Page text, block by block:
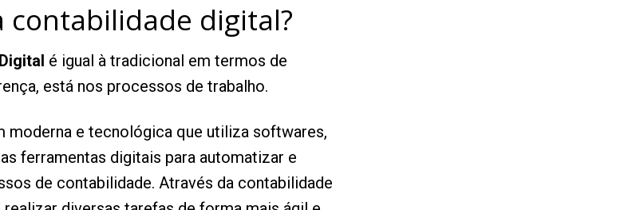
contabilidade digital?
é igual à tradicional em termos de
está nos processos de trabalho.
moderna e tecnológica que utiliza softwares,
ferramentas digitais para automatizar e
de contabilidade. Através da contabilidade